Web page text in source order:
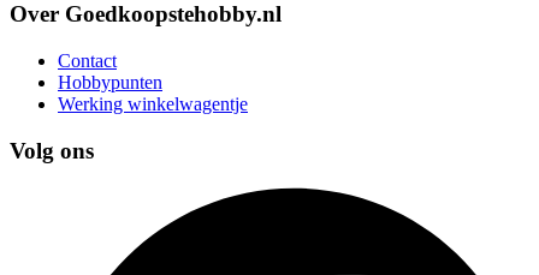
Over Goedkoopstehobby.nl
Contact
Hobbypunten
Werking winkelwagentje
Volg ons